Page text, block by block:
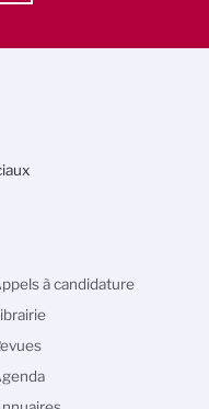
à candidature